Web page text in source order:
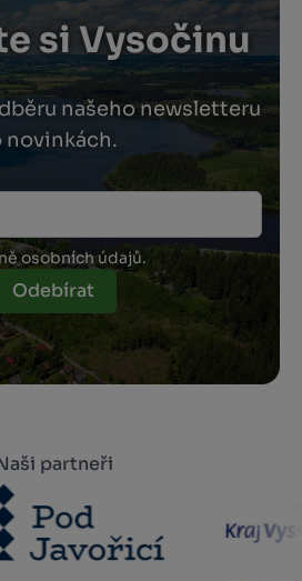
si Vysočinu
našeho newsletteru
novinkách.
osobních údajů.
Odebírat
partneři